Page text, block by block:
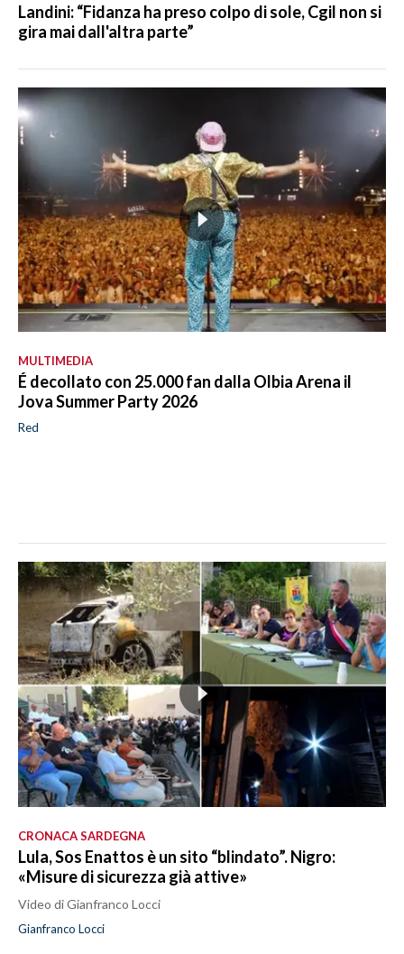
Landini: “Fidanza ha preso colpo di sole, Cgil non si
gira mai dall'altra parte”
MULTIMEDIA
É decollato con 25.000 fan dalla Olbia Arena il
Jova Summer Party 2026
Red
CRONACA SARDEGNA
Lula, Sos Enattos è un sito “blindato”. Nigro:
«Misure di sicurezza già attive»
Video di Gianfranco Locci
Gianfranco Locci